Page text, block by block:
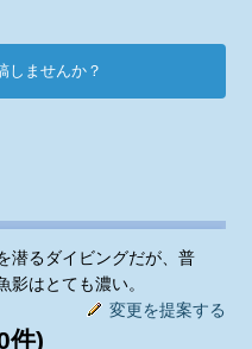
しませんか？
潜るダイビングだが、普
影はとても濃い。
変更を提案する
件)